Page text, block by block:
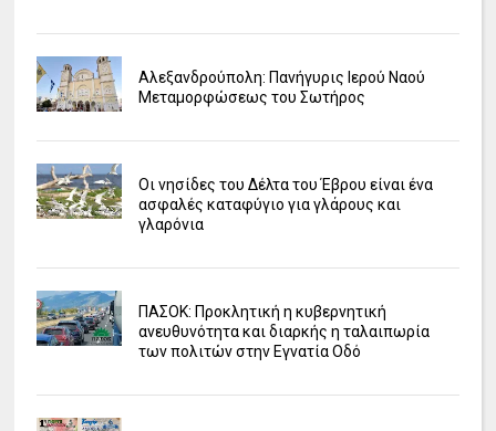
Αλεξανδρούπολη: Πανήγυρις Ιερού Ναού
Μεταμορφώσεως του Σωτήρος
Οι νησίδες του Δέλτα του Έβρου είναι ένα
ασφαλές καταφύγιο για γλάρους και
γλαρόνια
ΠΑΣΟΚ: Προκλητική η κυβερνητική
ανευθυνότητα και διαρκής η ταλαιπωρία
των πολιτών στην Εγνατία Οδό